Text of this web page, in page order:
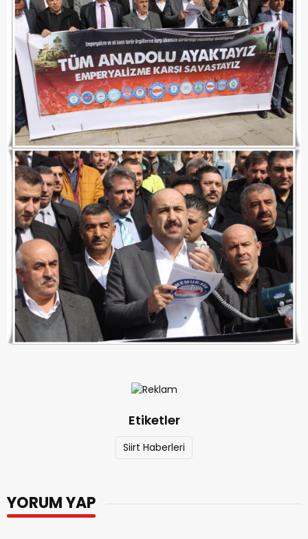
Etiketler
Siirt Haberleri
YORUM YAP